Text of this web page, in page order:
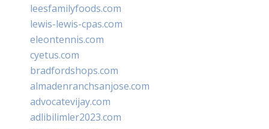
leesfamilyfoods.com
lewis-lewis-cpas.com
eleontennis.com
cyetus.com
bradfordshops.com
almadenranchsanjose.com
advocatevijay.com
adlibilimler2023.com